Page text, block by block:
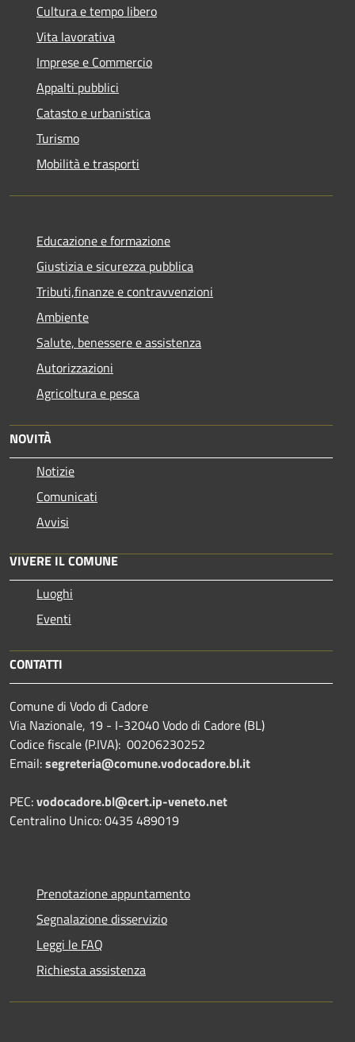
Cultura e tempo libero
Vita lavorativa
Imprese e Commercio
Appalti pubblici
Catasto e urbanistica
Turismo
Mobilità e trasporti
Educazione e formazione
Giustizia e sicurezza pubblica
Tributi,finanze e contravvenzioni
Ambiente
Salute, benessere e assistenza
Autorizzazioni
Agricoltura e pesca
NOVITÀ
Notizie
Comunicati
Avvisi
VIVERE IL COMUNE
Luoghi
Eventi
CONTATTI
Comune di Vodo di Cadore
Via Nazionale, 19 - I-32040 Vodo di Cadore (BL)
Codice fiscale (P.IVA): 00206230252
Email:segreteria@comune.vodocadore.bl.it
PEC:vodocadore.bl@cert.ip-veneto.net
Centralino Unico: 0435 489019
Prenotazione appuntamento
Segnalazione disservizio
Leggi le FAQ
Richiesta assistenza